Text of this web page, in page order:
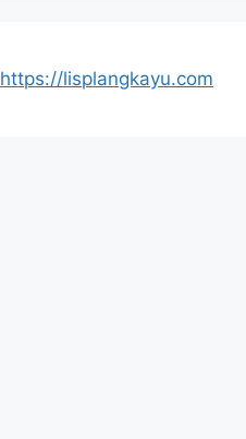
https://lisplangkayu.com